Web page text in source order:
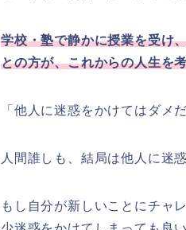
学校・塾で静かに授業を受け
との方が、これからの人生を
「他人に迷惑をかけてはダメ
人間誰しも、結局は他人に迷
もし自分が新しいことにチャ